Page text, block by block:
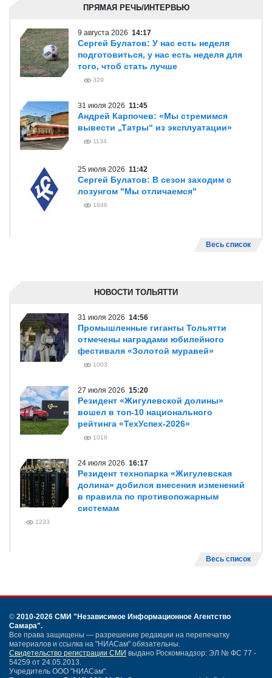
ПРЯМАЯ РЕЧЬ/ИНТЕРВЬЮ
9 августа 2026 14:17
Сергей Булатов: У нас есть неделя
подготовиться, у нас есть неделя для
того, чтоб стать лучше
329
31 июля 2026 11:45
Андрей Карпочев: «Мы стремимся
вывести „Татры“ из эксплуатации»
1134
25 июля 2026 11:42
Сергей Булатов: В сезон заходим с
лозунгом "Мы отличаемся"
1846
Весь список
НОВОСТИ ТОЛЬЯТТИ
31 июля 2026 14:56
Промышленные гиганты Тольятти
отмечены наградами юбилейного
фестиваля «Золотой муравей»
1003
27 июля 2026 15:20
Резидент «Жигулевской долины»
вошел в топ-10 национального
рейтинга «ТехУспех-2026»
1016
24 июля 2026 16:17
Резидент технопарка «Жигулевская
долина» добился внесения изменений
в правила по противопожарным
системам
1233
Весь список
© 2010-2026 СМИ "Независимое Информационное Агентство
Самара".
Все права защищены — разрешение редакции на перепечатку
материалов и ссылка на "НИАСам" обязательны.
Свидетельство регистрации СМИ выдано Роскомнадзор: ЭЛ № ФС 77 -
54259 от 24.05.2013.
Учредитель ООО "НИАСам".